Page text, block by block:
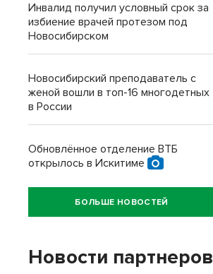
Инвалид получил условный срок за
избиение врачей протезом под
Новосибирском
Новосибирский преподаватель с
женой вошли в топ-16 многодетных
в России
Обновлённое отделение ВТБ
открылось в Искитиме
БОЛЬШЕ НОВОСТЕЙ
Новости партнеров